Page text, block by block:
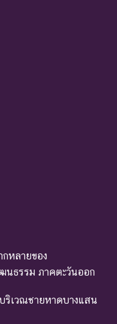
หลายของ
นธรรม ภาคตะวันออก
ริเวณชายหาดบางแสน